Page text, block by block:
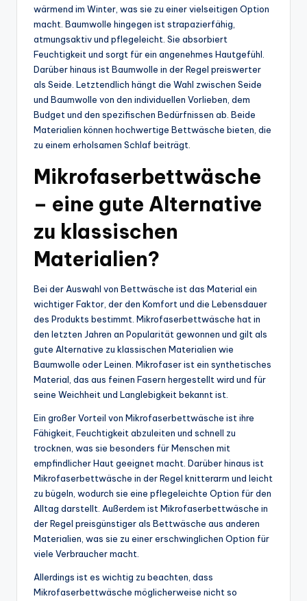
wärmend im Winter, was sie zu einer vielseitigen Option
macht. Baumwolle hingegen ist strapazierfähig,
atmungsaktiv und pflegeleicht. Sie absorbiert
Feuchtigkeit und sorgt für ein angenehmes Hautgefühl.
Darüber hinaus ist Baumwolle in der Regel preiswerter
als Seide. Letztendlich hängt die Wahl zwischen Seide
und Baumwolle von den individuellen Vorlieben, dem
Budget und den spezifischen Bedürfnissen ab. Beide
Materialien können hochwertige Bettwäsche bieten, die
zu einem erholsamen Schlaf beiträgt.
Mikrofaserbettwäsche
– eine gute Alternative
zu klassischen
Materialien?
Bei der Auswahl von Bettwäsche ist das Material ein
wichtiger Faktor, der den Komfort und die Lebensdauer
des Produkts bestimmt. Mikrofaserbettwäsche hat in
den letzten Jahren an Popularität gewonnen und gilt als
gute Alternative zu klassischen Materialien wie
Baumwolle oder Leinen. Mikrofaser ist ein synthetisches
Material, das aus feinen Fasern hergestellt wird und für
seine Weichheit und Langlebigkeit bekannt ist.
Ein großer Vorteil von Mikrofaserbettwäsche ist ihre
Fähigkeit, Feuchtigkeit abzuleiten und schnell zu
trocknen, was sie besonders für Menschen mit
empfindlicher Haut geeignet macht. Darüber hinaus ist
Mikrofaserbettwäsche in der Regel knitterarm und leicht
zu bügeln, wodurch sie eine pflegeleichte Option für den
Alltag darstellt. Außerdem ist Mikrofaserbettwäsche in
der Regel preisgünstiger als Bettwäsche aus anderen
Materialien, was sie zu einer erschwinglichen Option für
viele Verbraucher macht.
Allerdings ist es wichtig zu beachten, dass
Mikrofaserbettwäsche möglicherweise nicht so